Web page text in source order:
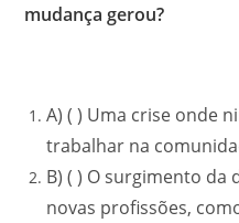
mudança gerou?
A) ( ) Uma crise onde
trabalhar na
B) ( ) O surgimento da
novas profissões,